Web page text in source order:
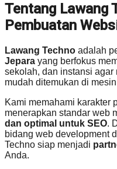
Tentang Lawang
Pembuatan
Lawang Techno adalah
Jepara yang berfokus
sekolah, dan instansi
mudah ditemukan di
Kami memahami karakter
menerapkan standar web
dan optimal untuk SEO.
bidang web development
Techno siap menjadi
Anda.